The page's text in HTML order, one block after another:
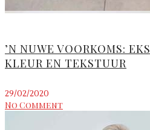
’N NUWE VOORKOMS:
KLEUR EN TEKSTUUR
29/02/2020
No Comment